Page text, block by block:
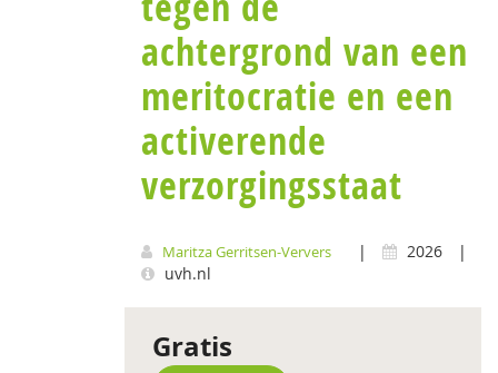
achtergrond van een
meritocratie en een
activerende
verzorgingsstaat
Maritza Gerritsen-Ververs | 2026
|
uvh.nl
Gratis